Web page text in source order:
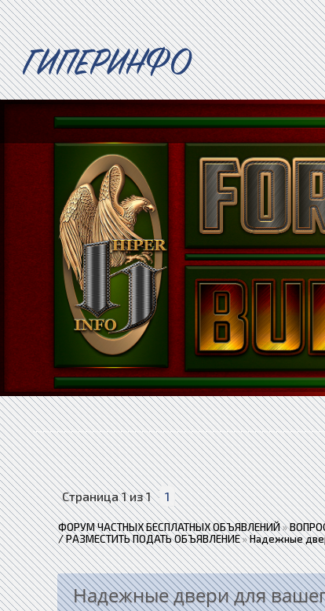
ГИПЕРИНФО
Страница1из1 1
ФОРУМ ЧАСТНЫХ БЕСПЛАТНЫХ ОБЪЯВЛЕНИЙ»
/ РАЗМЕСТИТЬ ПОДАТЬ ОБЪЯВЛЕНИЕ»Надежные
Надежные двери для